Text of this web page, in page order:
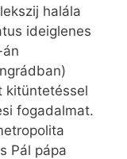
halála
ideiglenes
kitüntetéssel
fogadalmat.
Pál pápa